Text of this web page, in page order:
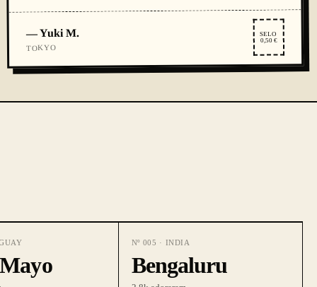
—Yuki M.
TOKYO
SELO
0,50 €
Nº 005 · INDIA
Bengaluru